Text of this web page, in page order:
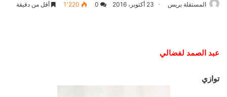
المستقلة بريس 23 أكتوبر، 2016 0 1٬220 أقل من دقيقة
عبد الصمد لفضالي
توازي